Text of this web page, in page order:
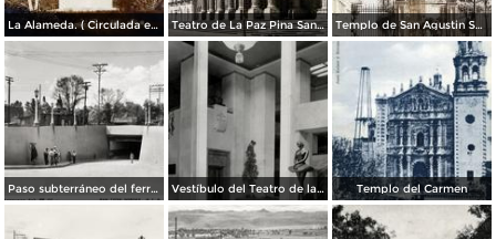
La Alameda. ( Circulada el 11 de Septiembre de 1923 ). Teatro de La Paz Pina San Luis Potosí. Templo de San Agustin San Luis Potosí
Paso subterráneo del ferrocarril Vestíbulo del Teatro de la Paz Templo del Carmen